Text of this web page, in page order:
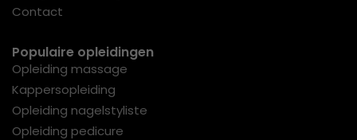
Contact
Populaire opleidingen
Opleiding massage
Kappersopleiding
Opleiding nagelstyliste
Opleiding pedicure